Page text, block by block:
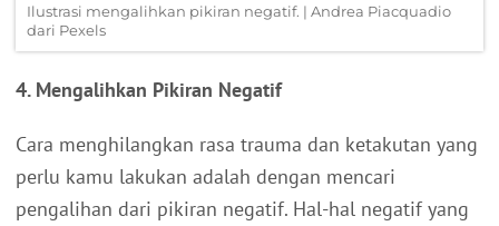
Ilustrasi mengalihkan pikiran negatif. | Andrea Piacquadio
dari Pexels
4. Mengalihkan Pikiran Negatif
Cara menghilangkan rasa trauma dan ketakutan yang
perlu kamu lakukan adalah dengan mencari
pengalihan dari pikiran negatif. Hal-hal negatif yang